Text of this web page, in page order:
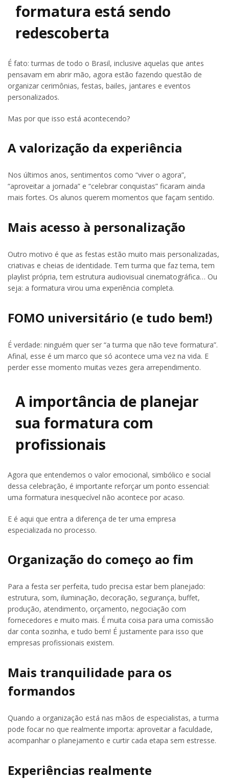
formatura está sendo
redescoberta
É fato: turmas de todo o Brasil, inclusive aquelas que antes
pensavam em abrir mão, agora estão fazendo questão de
organizar cerimônias, festas, bailes, jantares e eventos
personalizados.
Mas por que isso está acontecendo?
A valorização da experiência
Nos últimos anos, sentimentos como “viver o agora”,
“aproveitar a jornada” e “celebrar conquistas” ficaram ainda
mais fortes. Os alunos querem momentos que façam sentido.
Mais acesso à personalização
Outro motivo é que as festas estão muito mais personalizadas,
criativas e cheias de identidade. Tem turma que faz tema, tem
playlist própria, tem estrutura audiovisual cinematográfica… Ou
seja: a formatura virou uma experiência completa.
FOMO universitário (e tudo bem!)
É verdade: ninguém quer ser “a turma que não teve formatura”.
Afinal, esse é um marco que só acontece uma vez na vida. E
perder esse momento muitas vezes gera arrependimento.
A importância de planejar
sua formatura com
profissionais
Agora que entendemos o valor emocional, simbólico e social
dessa celebração, é importante reforçar um ponto essencial:
uma formatura inesquecível não acontece por acaso.
E é aqui que entra a diferença de ter uma empresa
especializada no processo.
Organização do começo ao fim
Para a festa ser perfeita, tudo precisa estar bem planejado:
estrutura, som, iluminação, decoração, segurança, buffet,
produção, atendimento, orçamento, negociação com
fornecedores e muito mais. É muita coisa para uma comissão
dar conta sozinha, e tudo bem! É justamente para isso que
empresas profissionais existem.
Mais tranquilidade para os
formandos
Quando a organização está nas mãos de especialistas, a turma
pode focar no que realmente importa: aproveitar a faculdade,
acompanhar o planejamento e curtir cada etapa sem estresse.
Experiências realmente